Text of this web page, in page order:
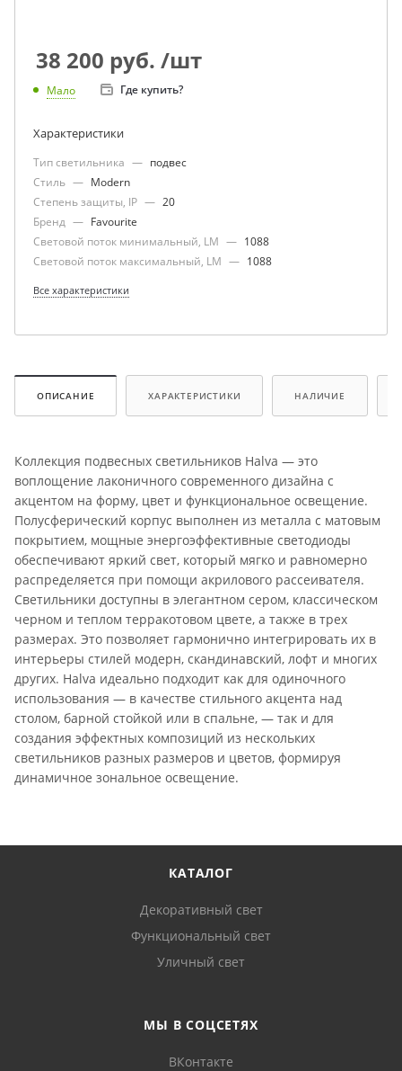
38 200 руб. /шт
Мало Где купить?
Характеристики
Тип светильника — подвес
Стиль — Modern
Степень защиты, IP — 20
Бренд — Favourite
Световой поток минимальный, LM — 1088
Световой поток максимальный, LM — 1088
Все характеристики
ОПИСАНИЕ ХАРАКТЕРИСТИКИ НАЛИЧИЕ
Коллекция подвесных светильников Halva — это
воплощение лаконичного современного дизайна с
акцентом на форму, цвет и функциональное освещение.
Полусферический корпус выполнен из металла с матовым
покрытием, мощные энергоэффективные светодиоды
обеспечивают яркий свет, который мягко и равномерно
распределяется при помощи акрилового рассеивателя.
Светильники доступны в элегантном сером, классическом
черном и теплом терракотовом цвете, а также в трех
размерах. Это позволяет гармонично интегрировать их в
интерьеры стилей модерн, скандинавский, лофт и многих
других. Halva идеально подходит как для одиночного
использования — в качестве стильного акцента над
столом, барной стойкой или в спальне, — так и для
создания эффектных композиций из нескольких
светильников разных размеров и цветов, формируя
динамичное зональное освещение.
КАТАЛОГ
Декоративный свет
Функциональный свет
Уличный свет
МЫ В СОЦСЕТЯХ
ВКонтакте